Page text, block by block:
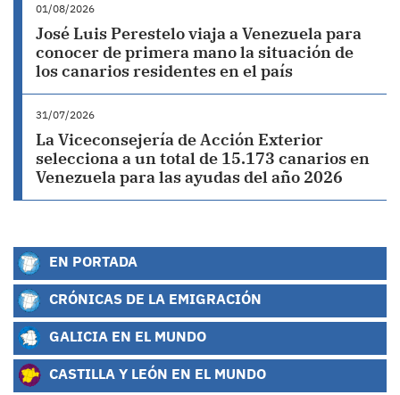
01/08/2026
José Luis Perestelo viaja a Venezuela para
conocer de primera mano la situación de
los canarios residentes en el país
31/07/2026
La Viceconsejería de Acción Exterior
selecciona a un total de 15.173 canarios en
Venezuela para las ayudas del año 2026
EN PORTADA
CRÓNICAS DE LA EMIGRACIÓN
GALICIA EN EL MUNDO
CASTILLA Y LEÓN EN EL MUNDO